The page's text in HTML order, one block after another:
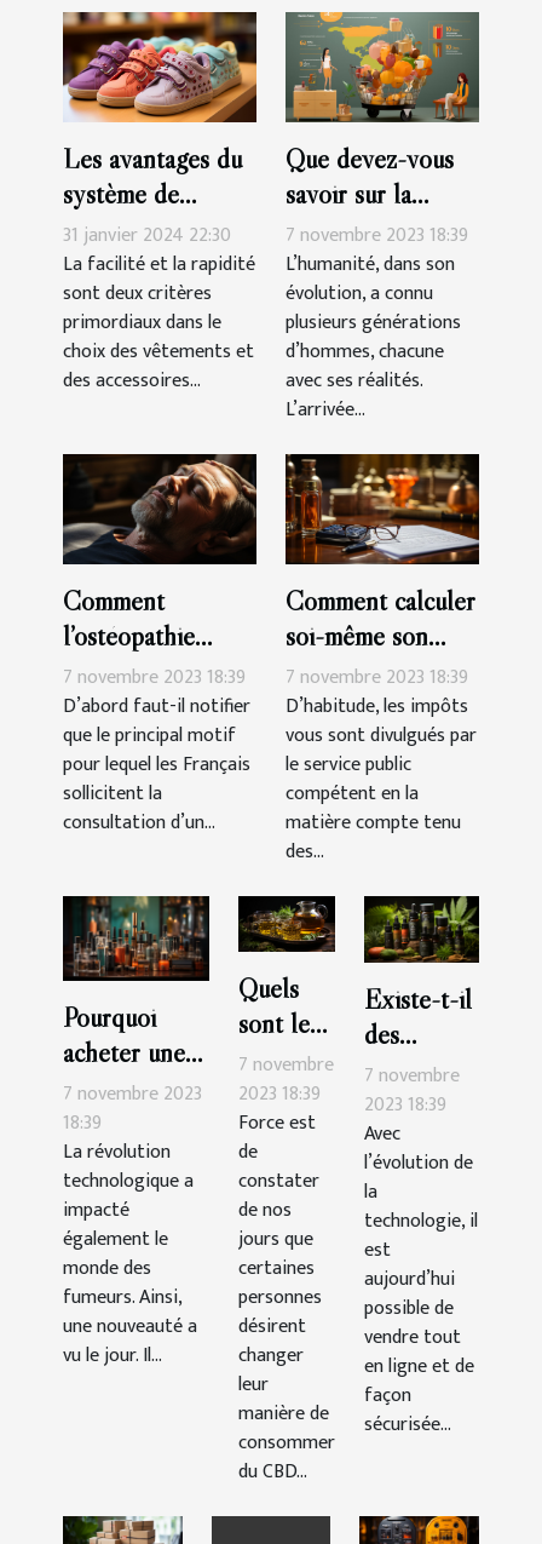
Les avantages du
système de
fermeture à
scratch pour les
chaussures des
filles
31 janvier 2024 22:30
La facilité et la rapidité
sont deux critères
primordiaux dans le
choix des vêtements et
des accessoires...
Que devez-vous
savoir sur la
génération des
Millennials ?
7 novembre 2023 18:39
L’humanité, dans son
évolution, a connu
plusieurs générations
d’hommes, chacune
avec ses réalités.
L’arrivée...
Comment
l’ostéopathie
peut-il soulager
les douleurs du
corps ?
7 novembre 2023 18:39
D’abord faut-il notifier
que le principal motif
pour lequel les Français
sollicitent la
consultation d’un...
Comment calculer
soi-même son
impôt en France ?
7 novembre 2023 18:39
D’habitude, les impôts
vous sont divulgués par
le service public
compétent en la
matière compte tenu
des...
Pourquoi
acheter une
cigarette
électronique ?
7 novembre 2023
18:39
La révolution
technologique a
impacté
également le
monde des
fumeurs. Ainsi,
une nouveauté a
vu le jour. Il...
Quels
sont les
bienfaits
du thé au
CBD ?
7 novembre
2023 18:39
Force est
de
constater
de nos
jours que
certaines
personnes
désirent
changer
leur
manière de
consommer
du CBD...
Existe-t-il
des
possibilités
de vendre
le CBD en
ligne ?
7 novembre
2023 18:39
Avec
l’évolution de
la
technologie, il
est
aujourd’hui
possible de
vendre tout
en ligne et de
façon
sécurisée...